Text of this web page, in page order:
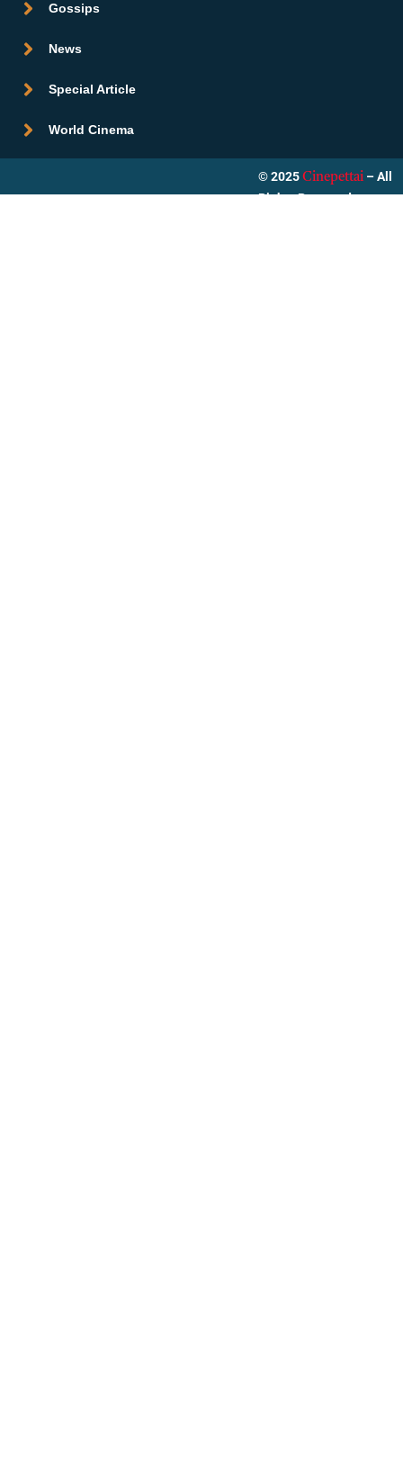
Gossips
News
Special Article
World Cinema
© 2025 Cinepettai – All
Rights Reserved